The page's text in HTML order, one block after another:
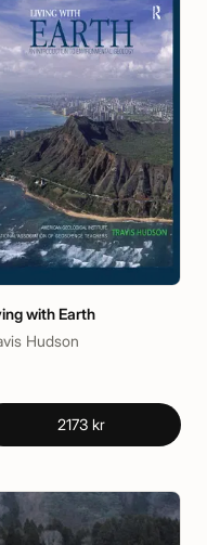
with Earth
Hudson
2173 kr